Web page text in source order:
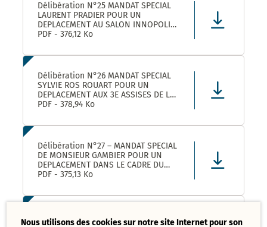
Délibération N°25 MANDAT SPECIAL
LAURENT PRADIER POUR UN
DEPLACEMENT AU SALON INNOPOLIS
A PARIS
PDF - 376,12 Ko
Délibération N°26 MANDAT SPECIAL
SYLVIE ROS ROUART POUR UN
DEPLACEMENT AUX 3E ASSISES DE LA
VOIE D’ARLES A ARLES
PDF - 378,94 Ko
Délibération N°27 – MANDAT SPECIAL
DE MONSIEUR GAMBIER POUR UN
DEPLACEMENT DANS LE CADRE DU
FORUM DES ELUS INFO JEUNES A
PDF - 375,13 Ko
Liste des délibérations examinées
Nous utilisons des cookies sur notre site Internet pour son